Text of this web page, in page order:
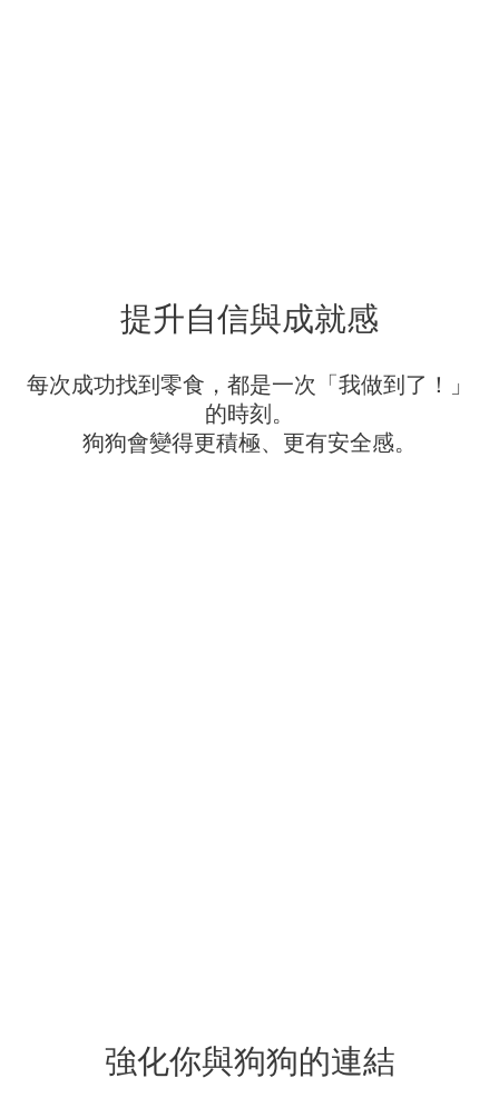
提升自信與成就感
每次成功找到零食，都是一次「我做到了！」
的時刻。
狗狗會變得更積極、更有安全感。
強化你與狗狗的連結